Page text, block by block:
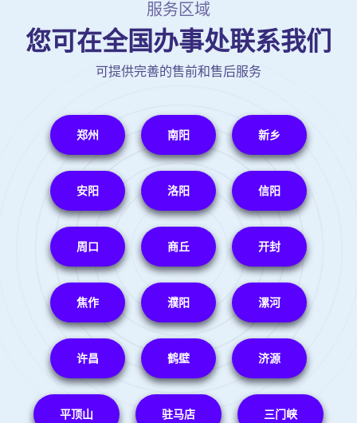
服务区域
您可在全国办事处联系我们
可提供完善的售前和售后服务
郑州 南阳 新乡
安阳 洛阳 信阳
周口 商丘 开封
焦作 濮阳 漯河
许昌 鹤壁 济源
平顶山 驻马店 三门峡